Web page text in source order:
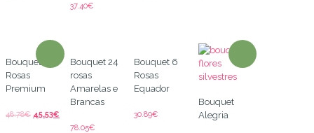
37.40€
Bouquet 12
Rosas
Premium
48.78€ 45.53€
Bouquet 24
rosas
Amarelas e
Brancas
78.05€
Bouquet 6
Rosas
Equador
30.89€
Bouquet
Alegria